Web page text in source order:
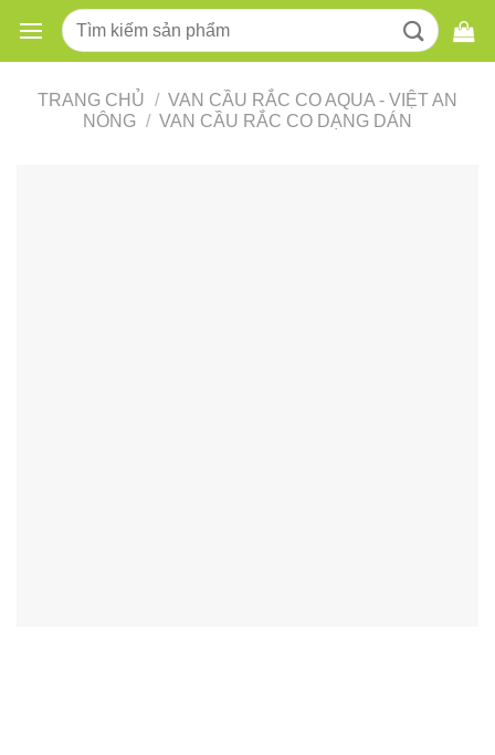
content
Tìm
kiếm:
TRANG CHỦ / VAN CẦU RẮC CO AQUA - VIỆT AN
NÔNG / VAN CẦU RẮC CO DẠNG DÁN